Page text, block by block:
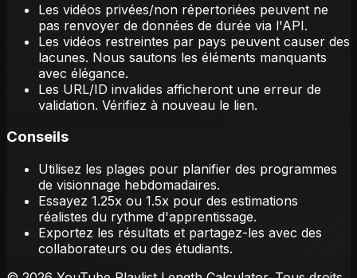
Les vidéos privées/non répertoriées peuvent ne
pas renvoyer de données de durée via l'API.
Les vidéos restreintes par pays peuvent causer des
lacunes. Nous sautons les éléments manquants
avec élégance.
Les URL/ID invalides afficheront une erreur de
validation. Vérifiez à nouveau le lien.
Conseils
Utilisez les plages pour planifier des programmes
de visionnage hebdomadaires.
Essayez 1.25x ou 1.5x pour des estimations
réalistes du rythme d'apprentissage.
Exportez les résultats et partagez-les avec des
collaborateurs ou des étudiants.